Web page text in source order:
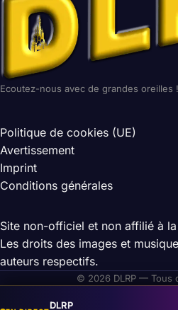
Ecoutez-nous avec de grandes oreilles !
Politique de cookies (UE)
Avertissement
Imprint
Conditions générales
Site non-officiel et non affilié à
Les droits des images et
auteurs respectifs.
© 2026 DLRP — Tous
DLRP